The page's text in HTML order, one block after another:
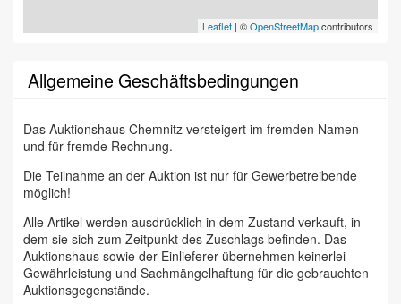
Leaflet | ©OpenStreetMapcontributors
Allgemeine Geschäftsbedingungen
Das Auktionshaus Chemnitz versteigert im fremden Namen
und für fremde Rechnung.
Die Teilnahme an der Auktion ist nur für Gewerbetreibende
möglich!
Alle Artikel werden ausdrücklich in dem Zustand verkauft, in
dem sie sich zum Zeitpunkt des Zuschlags befinden. Das
Auktionshaus sowie der Einlieferer übernehmen keinerlei
Gewährleistung und Sachmängelhaftung für die gebrauchten
Auktionsgegenstände.